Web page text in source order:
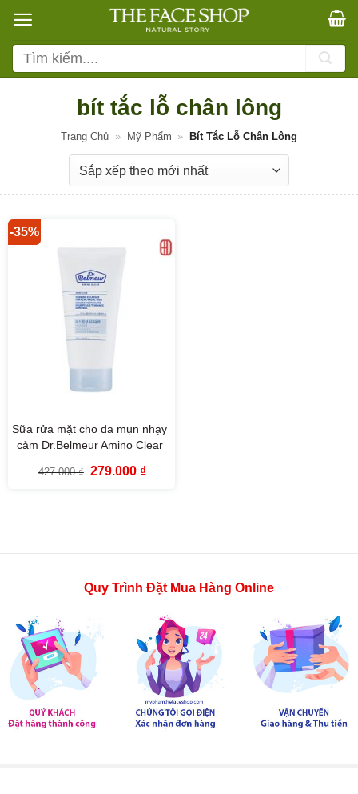
qua
nội
dung
Tìm
kiếm:
bít tắc lỗ chân lông
Trang Chủ » Mỹ Phẩm » Bít Tắc Lỗ Chân Lông
-35%
Sữa rửa mặt cho da mụn nhạy
cảm Dr.Belmeur Amino Clear
Prone Skin (150ml)
427.000₫ Giá
279.000 ₫Giá
Quy Trình Đặt Mua Hàng Online